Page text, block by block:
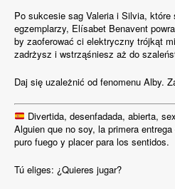
Po sukcesie sag Valeria i Silvia, które
egzemplarzy, Elísabet Benavent
by zaoferować ci elektryczny trójkąt
zadrżysz i wstrząśniesz aż do
Daj się uzależnić od fenomenu Alby.
Divertida, desenfadada, abierta,
Alguien que no soy, la primera
puro fuego y placer para los sentidos.
Tú eliges: ¿Quieres jugar?